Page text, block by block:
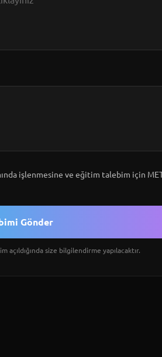
işlenmesine ve eğitim talebim için
Gönder
size bilgilendirme yapılacaktır.